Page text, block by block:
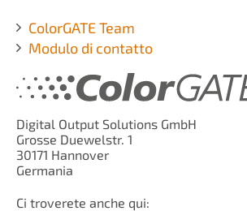
ColorGATE Team
Modulo di contatto
Digital Output Solutions GmbH
Grosse Duewelstr. 1
30171 Hannover
Germania
Ci troverete anche qui: